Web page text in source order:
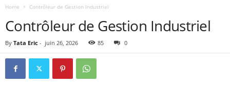
Home Contrôleur de Gestion Industriel
Contrôleur de Gestion Industriel
By Tata Eric - juin 26, 2026 85 0